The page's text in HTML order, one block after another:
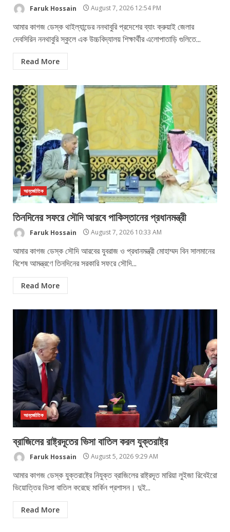
Faruk Hossain August 7, 2026 12:54 PM
আমার কাগজ ডেস্ক থাইল্যান্ডের ননথাবুরি প্রদেশের ব্যাং ক্রুয়াই জেলার
দেবসিরিন ননথাবুরি স্কুলে এক উচ্চবিদ্যালয় শিক্ষার্থীর এলোপাতাড়ি গুলিতে...
Read More
আন্তর্জাতিক
তিনদিনের সফরে সৌদি আরবে পাকিস্তানের প্রধানমন্ত্রী
Faruk Hossain August 7, 2026 10:33 AM
আমার কাগজ ডেস্ক সৌদি আরবের যুবরাজ ও প্রধানমন্ত্রী মোহাম্মদ বিন সালমানের
বিশেষ আমন্ত্রণে তিনদিনের সরকারি সফরে সৌদি...
Read More
আন্তর্জাতিক
ব্রাজিলের রাষ্ট্রদূতের ভিসা বাতিল করল যুক্তরাষ্ট্র
Faruk Hossain August 5, 2026 9:29 AM
আমার কাগজ ডেস্ক যুক্তরাষ্ট্রে নিযুক্ত ব্রাজিলের রাষ্ট্রদূত মারিয়া লুইজা রিবেইরো
ভিয়োত্তির ভিসা বাতিল করেছে মার্কিন প্রশাসন। দুই...
Read More